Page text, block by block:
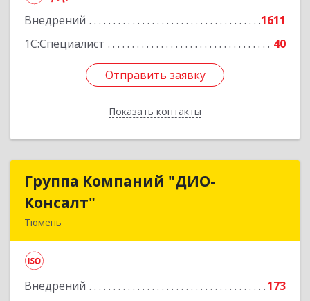
Внедрений
1611
1С:Специалист
40
Отправить заявку
Показать контакты
Подробнее
Отправить заявку
Назад
Группа Компаний "ДИО-
Консалт"
Тюмень
Внедрений
173
Группа Компаний "ДИО-
Подробнее